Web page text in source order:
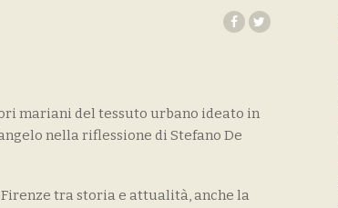
mariani del tessuto urbano ideato in
nella riflessione di Stefano De
tra storia e attualità, anche la